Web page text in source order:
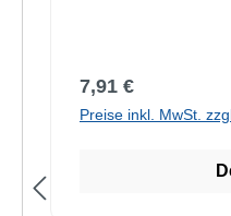
Regulärer Preis:
7,91 €
Preise inkl. MwSt.